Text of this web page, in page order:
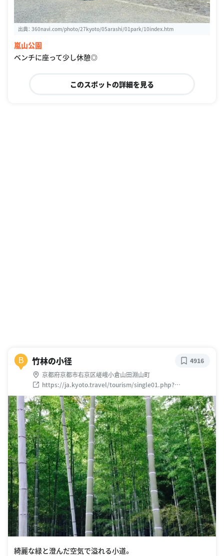
出典： 360navi.com/photo/27kyoto/05arashi/01park/10index.htm
嵐山公園
ベンチに座って少し休憩◎
このスポットの詳細を見る
B 竹林の小径
京都府京都市右京区嵯峨小倉山田淵山町
https://ja.kyoto.travel/tourism/single01.php?
category_id=8&tourism_id=2683
4916
綺麗な緑と澄んだ空気で溢れる小道。